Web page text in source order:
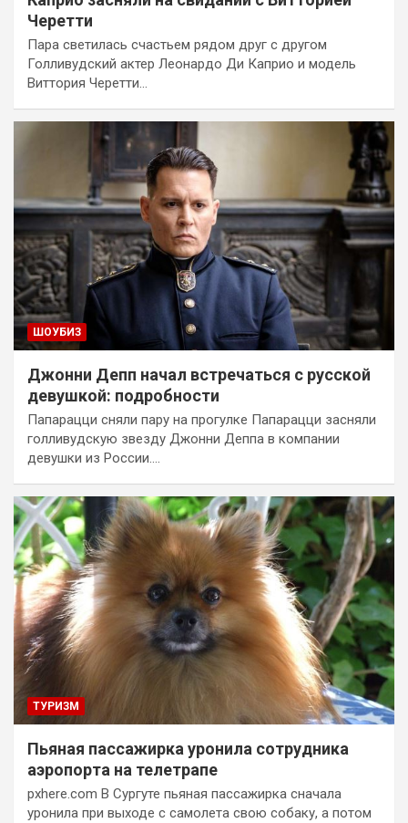
Черетти
Пара светилась счастьем рядом друг с другом
Голливудский актер Леонардо Ди Каприо и модель
Виттория Черетти…
ШОУБИЗ
Джонни Депп начал встречаться с русской
девушкой: подробности
Папарацци сняли пару на прогулке Папарацци засняли
голливудскую звезду Джонни Деппа в компании
девушки из России.…
ТУРИЗМ
Пьяная пассажирка уронила сотрудника
аэропорта на телетрапе
pxhere.com В Сургуте пьяная пассажирка сначала
уронила при выходе с самолета свою собаку, а потом